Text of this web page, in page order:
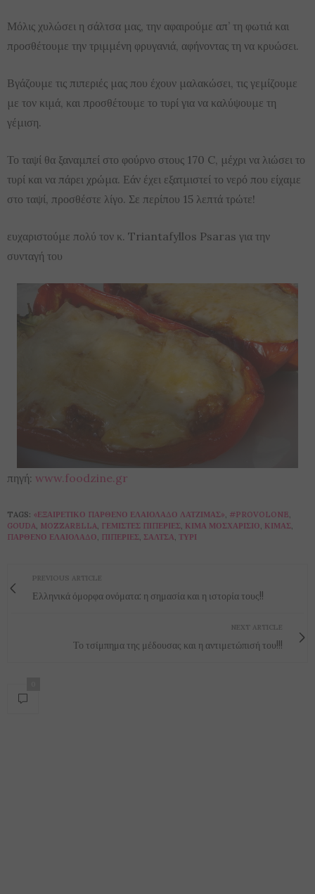
Μόλις χυλώσει η σάλτσα μας, την αφαιρούμε απ’ τη φωτιά και
προσθέτουμε την τριμμένη φρυγανιά, αφήνοντας τη να κρυώσει.
Βγάζουμε τις πιπεριές μας που έχουν μαλακώσει, τις γεμίζουμε
με τον κιμά, και προσθέτουμε το τυρί για να καλύψουμε τη
γέμιση.
Το ταψί θα ξαναμπεί στο φούρνο στους 170 C, μέχρι να λιώσει το
τυρί και να πάρει χρώμα. Εάν έχει εξατμιστεί το νερό που είχαμε
στο ταψί, προσθέστε λίγο. Σε περίπου 15 λεπτά τρώτε!
ευχαριστούμε πολύ τον κ. Triantafyllos Psaras για την
συνταγή του
πηγή: www.foodzine.gr
TAGS: «ΕΞΑΙΡΕΤΙΚΌ ΠΑΡΘΈΝΟ ΕΛΑΙΌΛΑΔΟ ΛΑΤΖΙΜΆΣ» #PROVOLONE
GOUDA MOZZARELLA ΓΕΜΙΣΤΈΣ ΠΙΠΕΡΙΈΣ ΚΙΜΆ ΜΟΣΧΑΡΊΣΙΟ ΚΙΜΆΣ
ΠΑΡΘΈΝΟ ΕΛΑΙΌΛΑΔΟ ΠΙΠΕΡΙΈΣ ΣΆΛΤΣΑ ΤΥΡΊ
PREVIOUS ARTICLE
Ελληνικά όμορφα ονόματα: η σημασία και η ιστορία τους!!
NEXT ARTICLE
Το τσίμπημα της μέδουσας και η αντιμετώπισή του!!!